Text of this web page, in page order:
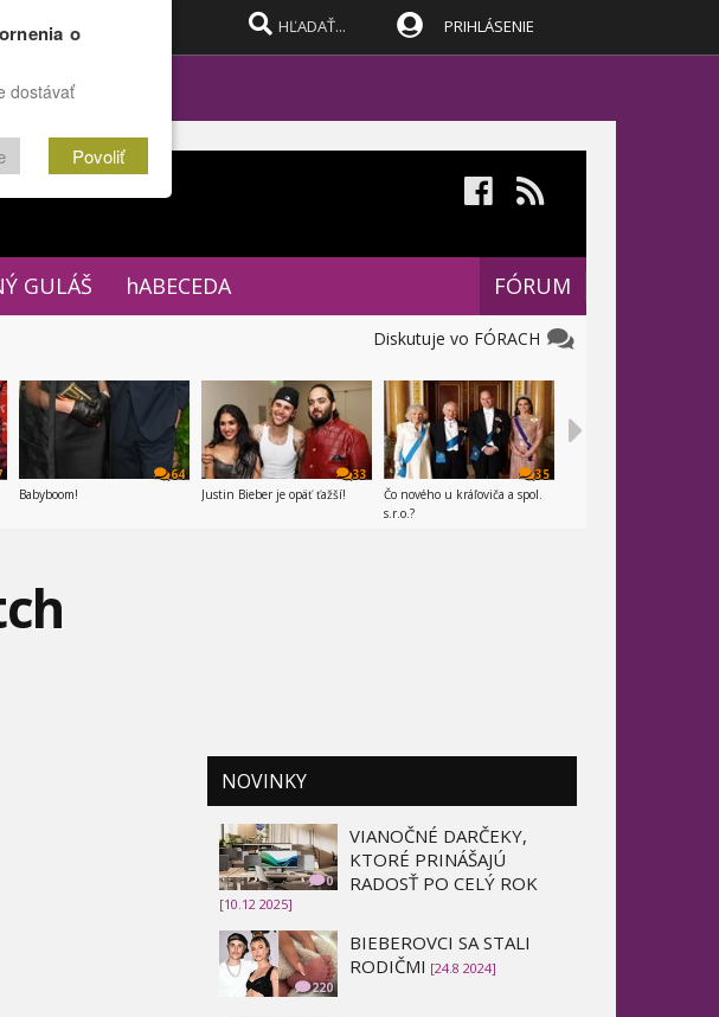
PRIHLÁSENIE
GULÁŠ hABECEDA FÓRUM
Diskutuje vo FÓRACH
64
Babyboom!
33
Justin Bieber je opäť ťažší!
35
Čo nového u kráľoviča a spol.
s.r.o.?
NOVINKY
0
VIANOČNÉ DARČEKY,
KTORÉ PRINÁŠAJÚ
RADOSŤ PO CELÝ ROK
[10.12 2025]
220
BIEBEROVCI SA STALI
RODIČMI [24.8 2024]
o
dostávať
Povoliť